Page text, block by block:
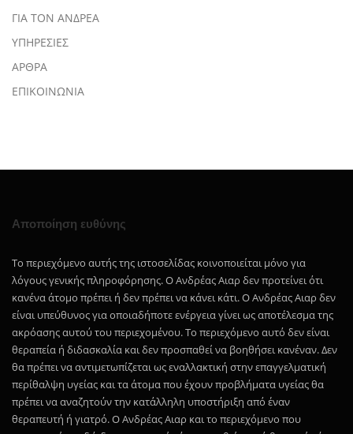
ΓΙΑ ΤΟΝ ΑΝΔΡΕΑ
ΥΠΗΡΕΣΙΕΣ
ΑΡΘΡΑ
ΕΠΙΚΟΙΝΩΝΙΑ
Αποποίηση ευθύνης
Το περιεχόμενο αυτής της ιστοσελίδας κοινοποιείται μόνο για
λόγους γενικής πληροφόρησης. Ο Ανδρέας Αιαρ δεν προτείνει ότι
κανένα άτομο πρέπει ή δεν πρέπει να κάνει κάτι. Ο Ανδρέας Αιαρ δεν
είναι υπεύθυνος για οποιαδήποτε ενέργεια γίνει ως αποτέλεσμα της
ακρόασης αυτού του περιεχομένου. Το περιεχόμενο αυτό δεν είναι
θεραπεία ή διδασκαλία και δεν προσπαθεί να βοηθήσει κανέναν. Δεν
θα πρέπει να αντιμετωπίζεται ως εναλλακτική στην επαγγελματική
περίθαλψη υγείας και τα άτομα που έχουν προβλήματα υγείας θα
πρέπει να αναζητούν την κατάλληλη υποστήριξη από έναν
θεραπευτή ή γιατρό. Ο Ανδρέας Αιαρ και το περιεχόμενο που